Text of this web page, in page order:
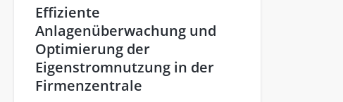
Effiziente
Anlagenüberwachung und
Optimierung der
Eigenstromnutzung in der
Firmenzentrale